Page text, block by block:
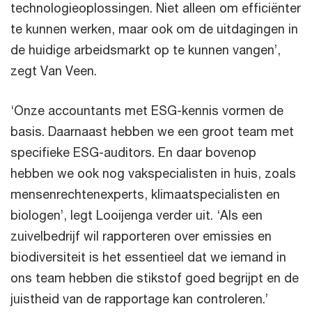
technologieoplossingen. Niet alleen om efficiënter
te kunnen werken, maar ook om de uitdagingen in
de huidige arbeidsmarkt op te kunnen vangen’,
zegt Van Veen.
‘Onze accountants met ESG-kennis vormen de
basis. Daarnaast hebben we een groot team met
specifieke ESG-auditors. En daar bovenop
hebben we ook nog vakspecialisten in huis, zoals
mensenrechtenexperts, klimaatspecialisten en
biologen’, legt Looijenga verder uit. ‘Als een
zuivelbedrijf wil rapporteren over emissies en
biodiversiteit is het essentieel dat we iemand in
ons team hebben die stikstof goed begrijpt en de
juistheid van de rapportage kan controleren.’